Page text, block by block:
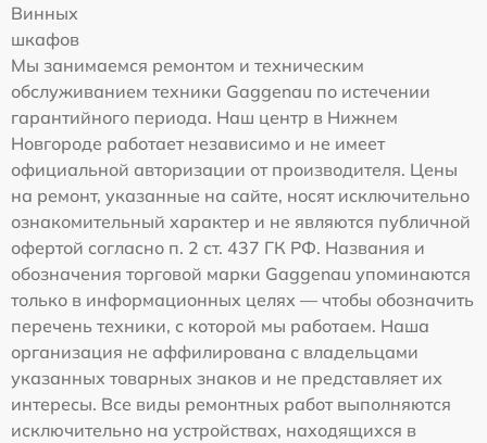
Винных
шкафов
Мы занимаемся ремонтом и техническим
обслуживанием техники Gaggenau по истечении
гарантийного периода. Наш центр в Нижнем
Новгороде работает независимо и не имеет
официальной авторизации от производителя. Цены
на ремонт, указанные на сайте, носят исключительно
ознакомительный характер и не являются публичной
офертой согласно п. 2 ст. 437 ГК РФ. Названия и
обозначения торговой марки Gaggenau упоминаются
только в информационных целях — чтобы обозначить
перечень техники, с которой мы работаем. Наша
организация не аффилирована с владельцами
указанных товарных знаков и не представляет их
интересы. Все виды ремонтных работ выполняются
исключительно на устройствах, находящихся в